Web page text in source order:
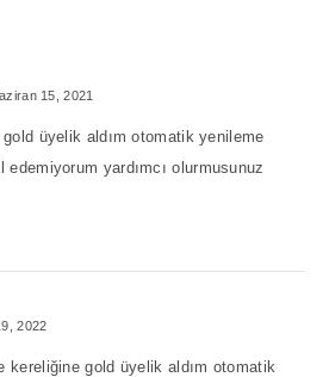
15, 2021
üyelik aldım otomatik yenileme
edemiyorum yardımcı olurmusunuz
2022
kereliğine gold üyelik aldım otomatik